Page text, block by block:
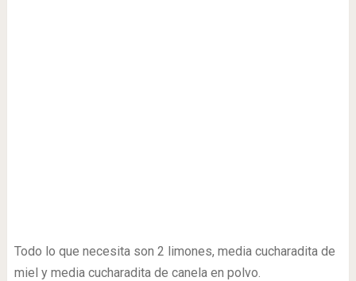
Todo lo que necesita son 2 limones, media cucharadita de
miel y media cucharadita de canela en polvo.